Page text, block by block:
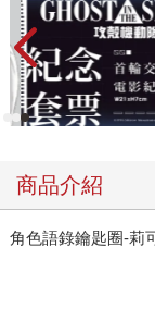
商品介紹
角色語錄鑰匙圈-莉